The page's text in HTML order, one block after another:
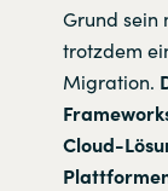
Grund sein
trotzdem
Migration.
Cloud-